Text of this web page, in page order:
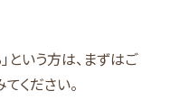
という方は、まずはご
ください。